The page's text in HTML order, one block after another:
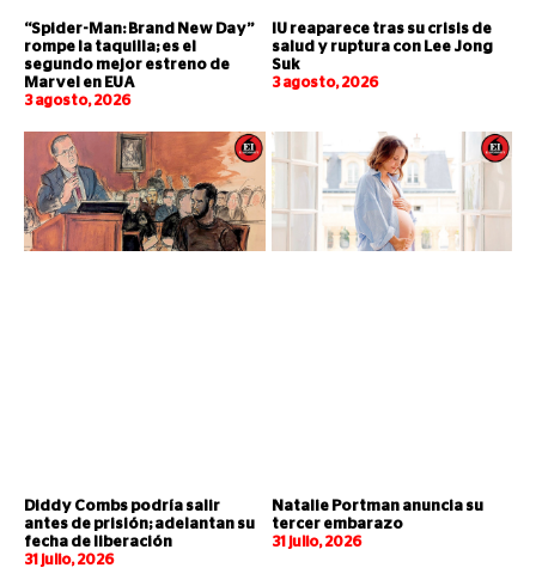
“Spider-Man: Brand New Day”
rompe la taquilla; es el
segundo mejor estreno de
Marvel en EUA
3 agosto, 2026
IU reaparece tras su crisis de
salud y ruptura con Lee Jong
Suk
3 agosto, 2026
Diddy Combs podría salir
antes de prisión; adelantan su
fecha de liberación
31 julio, 2026
Natalie Portman anuncia su
tercer embarazo
31 julio, 2026